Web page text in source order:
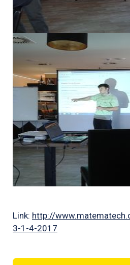
Link: http://
3-1-4-2017